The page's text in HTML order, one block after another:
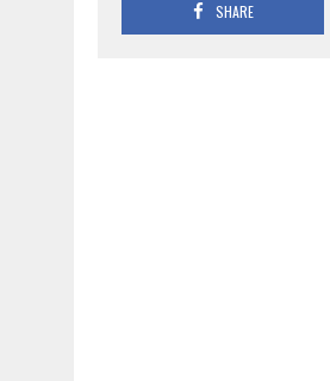
SHARE